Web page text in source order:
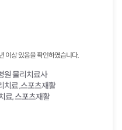
이상 있음을 확인하였습니다.
원 물리치료사
치료 ,스포츠재활
료, 스포츠재활